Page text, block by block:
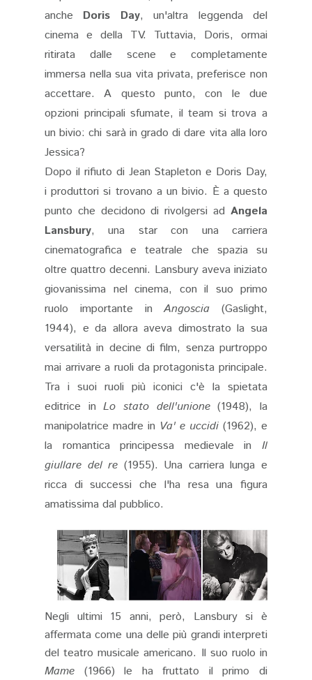
anche Doris Day, un'altra leggenda del
cinema e della TV. Tuttavia, Doris, ormai
ritirata dalle scene e completamente
immersa nella sua vita privata, preferisce non
accettare. A questo punto, con le due
opzioni principali sfumate, il team si trova a
un bivio: chi sarà in grado di dare vita alla loro
Jessica?
Dopo il rifiuto di Jean Stapleton e Doris Day,
i produttori si trovano a un bivio. È a questo
punto che decidono di rivolgersi ad Angela
Lansbury, una star con una carriera
cinematografica e teatrale che spazia su
oltre quattro decenni. Lansbury aveva iniziato
giovanissima nel cinema, con il suo primo
ruolo importante inAngoscia (Gaslight,
1944), e da allora aveva dimostrato la sua
versatilità in decine di film, senza purtroppo
mai arrivare a ruoli da protagonista principale.
Tra i suoi ruoli più iconici c'è la spietata
editrice inLo stato dell'unione(1948), la
manipolatrice madre in Va' e uccidi (1962), e
la romantica principessa medievale in Il
giullare del re (1955). Una carriera lunga e
ricca di successi che l'ha resa una figura
amatissima dal pubblico​.
Negli ultimi 15 anni, però, Lansbury si è
affermata come una delle più grandi interpreti
del teatro musicale americano. Il suo ruolo in
Mame (1966) le ha fruttato il primo di